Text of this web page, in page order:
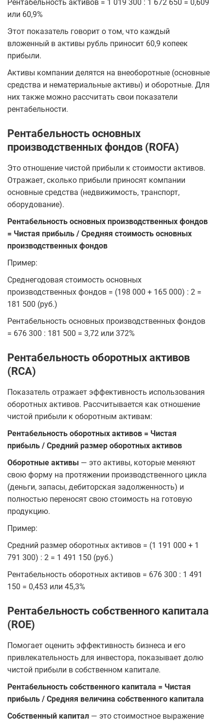
Рентабельность активов = 1 019 300 : 1 672 650 = 0,609
или 60,9%
Этот показатель говорит о том, что каждый
вложенный в активы рубль приносит 60,9 копеек
прибыли.
Активы компании делятся на внеоборотные (основные
средства и нематериальные активы) и оборотные. Для
них также можно рассчитать свои показатели
рентабельности.
Рентабельность основных
производственных фондов (ROFA)
Это отношение чистой прибыли к стоимости активов.
Отражает, сколько прибыли приносят компании
основные средства (недвижимость, транспорт,
оборудование).
Рентабельность основных производственных фондов
= Чистая прибыль / Средняя стоимость основных
производственных фондов
Пример:
Среднегодовая стоимость основных
производственных фондов = (198 000 + 165 000) : 2 =
181 500 (руб.)
Рентабельность основных производственных фондов
= 676 300 : 181 500 = 3,72 или 372%
Рентабельность оборотных активов
(RCA)
Показатель отражает эффективность использования
оборотных активов. Рассчитывается как отношение
чистой прибыли к оборотным активам:
Рентабельность оборотных активов = Чистая
прибыль / Средний размер оборотных активов
Оборотные активы — это активы, которые меняют
свою форму на протяжении производственного цикла
(деньги, запасы, дебиторская задолженность) и
полностью переносят свою стоимость на готовую
продукцию.
Пример:
Средний размер оборотных активов = (1 191 000 + 1
791 300) : 2 = 1 491 150 (руб.)
Рентабельность оборотных активов = 676 300 : 1 491
150 = 0,453 или 45,3%
Рентабельность собственного капитала
(ROE)
Помогает оценить эффективность бизнеса и его
привлекательность для инвестора, показывает долю
чистой прибыли в собственном капитале.
Рентабельность собственного капитала = Чистая
прибыль / Средняя величина собственного капитала
Собственный капитал — это стоимостное выражение